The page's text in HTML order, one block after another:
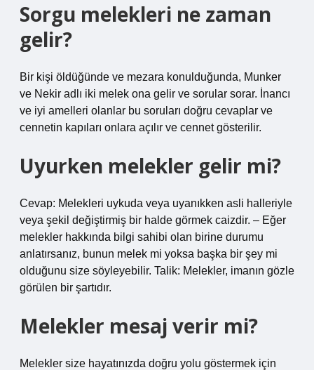
Sorgu melekleri ne zaman
gelir?
Bir kişi öldüğünde ve mezara konulduğunda, Munker
ve Nekir adlı iki melek ona gelir ve sorular sorar. İnancı
ve iyi amelleri olanlar bu soruları doğru cevaplar ve
cennetin kapıları onlara açılır ve cennet gösterilir.
Uyurken melekler gelir mi?
Cevap: Melekleri uykuda veya uyanıkken asli halleriyle
veya şekil değiştirmiş bir halde görmek caizdir. – Eğer
melekler hakkında bilgi sahibi olan birine durumu
anlatırsanız, bunun melek mi yoksa başka bir şey mi
olduğunu size söyleyebilir. Talik: Melekler, imanın gözle
görülen bir şartıdır.
Melekler mesaj verir mi?
Melekler size hayatınızda doğru yolu göstermek için